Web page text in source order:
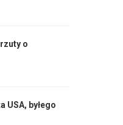
o
USA, byłego